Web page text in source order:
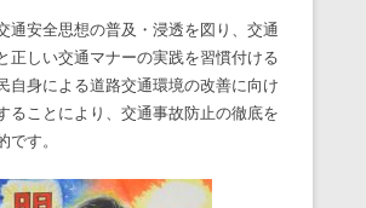
通安全思想の普及・浸透を図り、交通
正しい交通マナーの実践を習慣付ける
自身による道路交通環境の改善に向け
ることにより、交通事故防止の徹底を
です。